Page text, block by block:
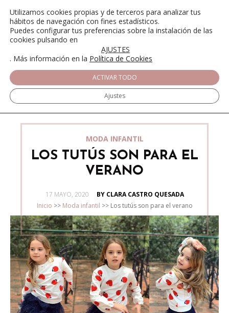
MODA INFANTIL
LOS TUTÚS SON PARA EL
VERANO
POSTED
17 MAYO, 2020
BY CLARA CASTRO QUESADA
Inicio >> Moda infantil >> Los tutús son para el verano
Utilizamos cookies propias y de terceros para analizar tus
hábitos de navegación con fines estadísticos.
Puedes configurar tus preferencias sobre la instalación de las
cookies pulsando en
AJUSTES
. Más información en la Política de Cookies
ACTIVAR TODO
Ajustes